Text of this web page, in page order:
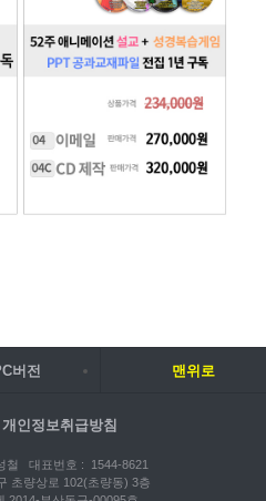
버전 맨위로
개인정보취급방침
철 대표번호 : 1544-8621
초량상로 102(초량동) 3층